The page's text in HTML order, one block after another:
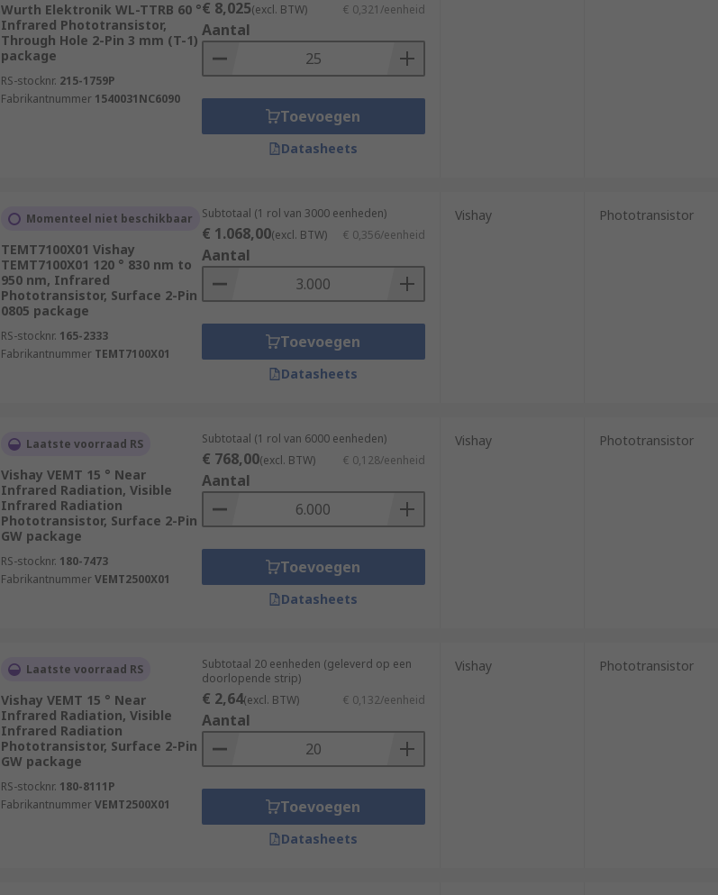
Wurth Elektronik WL-TTRB 60 °
Infrared Phototransistor,
Through Hole 2-Pin 3 mm (T-1)
package
RS-stocknr. 215-1759P
Fabrikantnummer 1540031NC6090
€ 8,025(excl. BTW) € 0,321/eenheid
Aantal
Toevoegen
Datasheets
Momenteel niet beschikbaar
TEMT7100X01 Vishay
TEMT7100X01 120 ° 830 nm to
950 nm, Infrared
Phototransistor, Surface 2-Pin
0805 package
RS-stocknr. 165-2333
Fabrikantnummer TEMT7100X01
Subtotaal (1 rol van 3000 eenheden)
€ 1.068,00(excl. BTW) € 0,356/eenheid
Aantal
Toevoegen
Datasheets
Vishay Phototransistor
Laatste voorraad RS
Vishay VEMT 15 ° Near
Infrared Radiation, Visible
Infrared Radiation
Phototransistor, Surface 2-Pin
GW package
RS-stocknr. 180-7473
FabrikantnummerVEMT2500X01
Subtotaal (1 rol van 6000 eenheden)
€ 768,00(excl. BTW) € 0,128/eenheid
Aantal
Toevoegen
Datasheets
Vishay Phototransistor
Laatste voorraad RS
Vishay VEMT 15 ° Near
Infrared Radiation, Visible
Infrared Radiation
Phototransistor, Surface 2-Pin
GW package
RS-stocknr. 180-8111P
FabrikantnummerVEMT2500X01
Subtotaal 20 eenheden (geleverd op een
doorlopende strip)
€ 2,64(excl. BTW) € 0,132/eenheid
Aantal
Toevoegen
Datasheets
Vishay Phototransistor